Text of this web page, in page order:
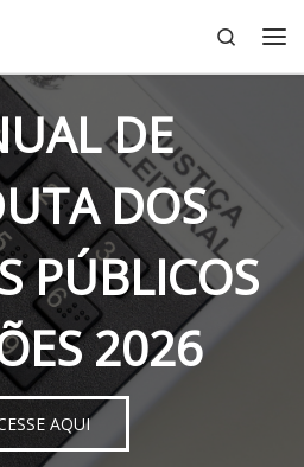
Search
DE
DOS
PÚBLICOS
2026
AQUI